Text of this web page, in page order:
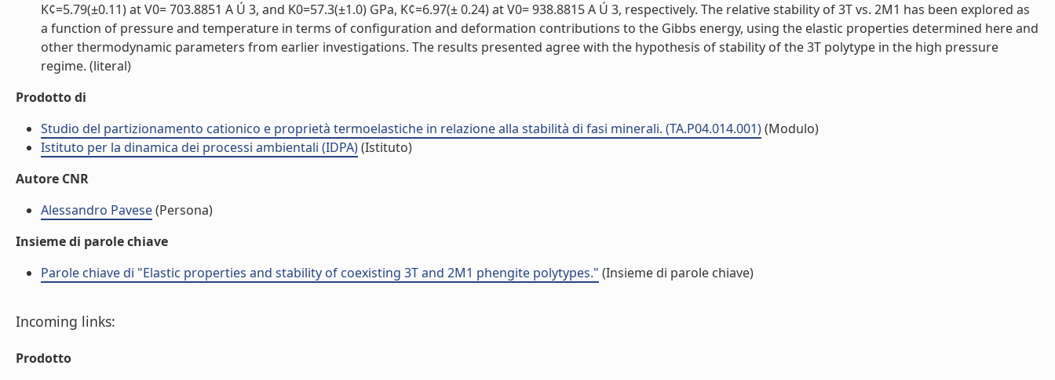
K¢=5.79(±0.11) at V0= 703.8851 A Ú 3, and K0=57.3(±1.0) GPa, K¢=6.97(± 0.24) at V0= 938.8815 A Ú 3, respectively. The relative stability of 3T vs. 2M1 has been explored as
a function of pressure and temperature in terms of configuration and deformation contributions to the Gibbs energy, using the elastic properties determined here and
other thermodynamic parameters from earlier investigations. The results presented agree with the hypothesis of stability of the 3T polytype in the high pressure
regime. (literal)
Prodotto di
Studio del partizionamento cationico e proprietà termoelastiche in relazione alla stabilità di fasi minerali. (TA.P04.014.001)(Modulo)
Istituto per la dinamica dei processi ambientali (IDPA)(Istituto)
Autore CNR
Alessandro Pavese(Persona)
Insieme di parole chiave
Parole chiave di "Elastic properties and stability of coexisting 3T and 2M1 phengite polytypes." (Insieme di parole chiave)
Incoming links:
Prodotto